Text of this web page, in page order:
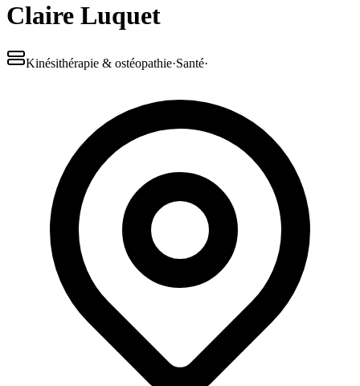
Claire Luquet
Kinésithérapie & ostéopathie·Santé·